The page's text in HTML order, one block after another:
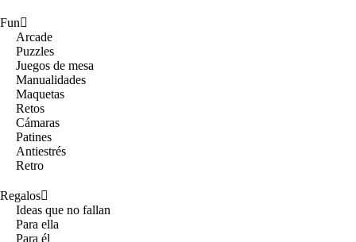
Fun
Arcade
Puzzles
Juegos de mesa
Manualidades
Maquetas
Retos
Cámaras
Patines
Antiestrés
Retro
Regalos
Ideas que no fallan
Para ella
Para él